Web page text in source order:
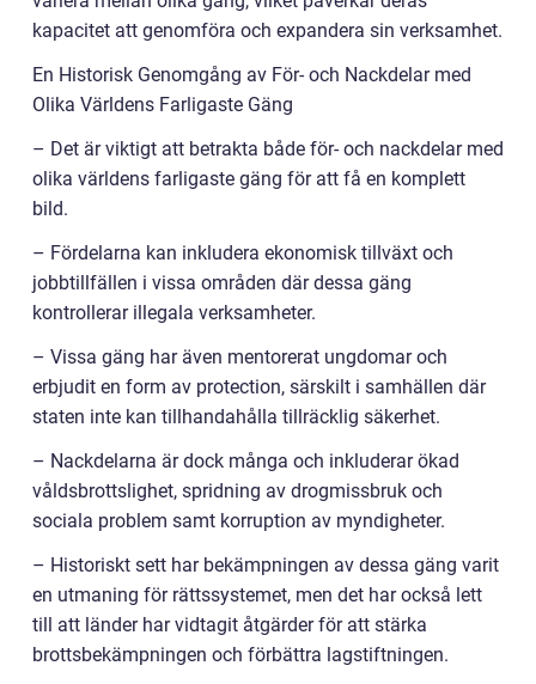
kapacitet att genomföra och expandera sin verksamhet.
En Historisk Genomgång av För- och Nackdelar med
Olika Världens Farligaste Gäng
– Det är viktigt att betrakta både för- och nackdelar med
olika världens farligaste gäng för att få en komplett
bild.
– Fördelarna kan inkludera ekonomisk tillväxt och
jobbtillfällen i vissa områden där dessa gäng
kontrollerar illegala verksamheter.
– Vissa gäng har även mentorerat ungdomar och
erbjudit en form av protection, särskilt i samhällen där
staten inte kan tillhandahålla tillräcklig säkerhet.
– Nackdelarna är dock många och inkluderar ökad
våldsbrottslighet, spridning av drogmissbruk och
sociala problem samt korruption av myndigheter.
– Historiskt sett har bekämpningen av dessa gäng varit
en utmaning för rättssystemet, men det har också lett
till att länder har vidtagit åtgärder för att stärka
brottsbekämpningen och förbättra lagstiftningen.